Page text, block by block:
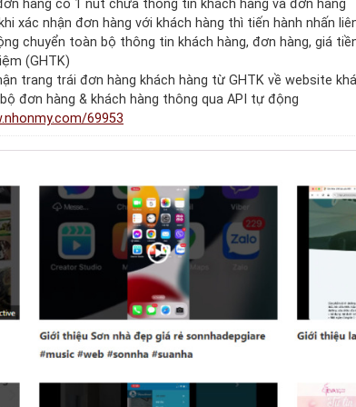
hàng có 1 nút chứa thông tin khách hàng và đơn hàng
xác nhận đơn hàng với khách hàng thì tiến hành nhấn
chuyển toàn bộ thông tin khách hàng, đơn hàng, giá
(GHTK)
trang trái đơn hàng khách hàng từ GHTK về website
đơn hàng & khách hàng thông qua API tự động
69953